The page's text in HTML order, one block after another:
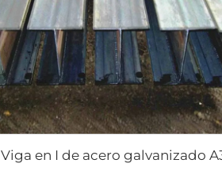
Viga en I de acero galvanizado